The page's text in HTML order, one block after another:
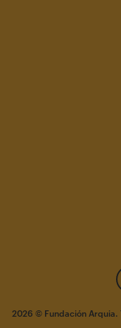
2026 © Fundación Arquia.